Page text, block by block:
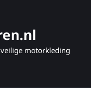
motorkleding